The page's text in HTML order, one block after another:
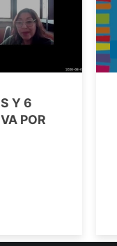
Y 6
POR